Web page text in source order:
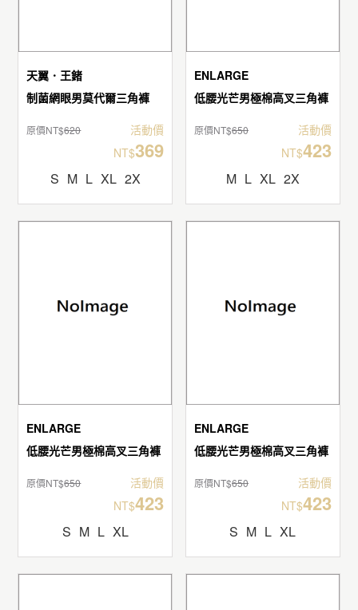
天翼．王鍺
制菌網眼男莫代爾三角褲
原價NT$620
活動價
NT$369
S M L XL 2X
ENLARGE
低腰光芒男極棉高叉三角褲
原價NT$650
活動價
NT$423
M L XL 2X
ENLARGE
低腰光芒男極棉高叉三角褲
原價NT$650
活動價
NT$423
S M L XL
ENLARGE
低腰光芒男極棉高叉三角褲
原價NT$650
活動價
NT$423
S M L XL